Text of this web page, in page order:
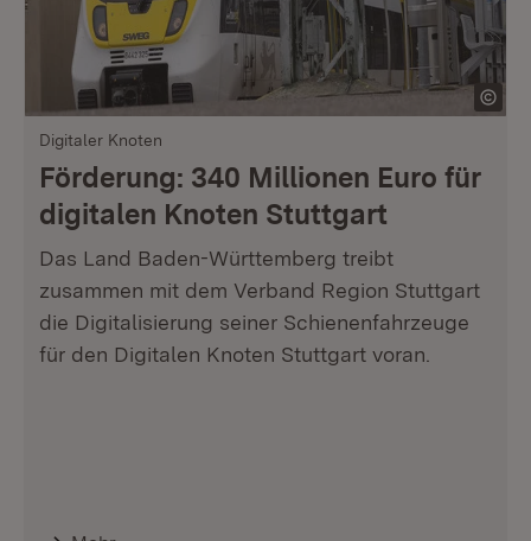
Digitaler Knoten
Förderung: 340 Millionen Euro für
digitalen Knoten Stuttgart
Das Land Baden-Württemberg treibt
zusammen mit dem Verband Region Stuttgart
die Digitalisierung seiner Schienenfahrzeuge
für den Digitalen Knoten Stuttgart voran.